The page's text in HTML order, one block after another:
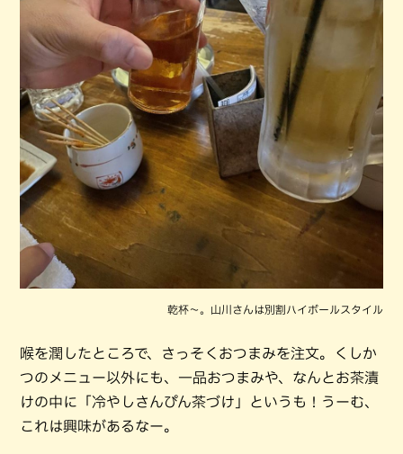
乾杯〜。山川さんは別割ハイボールスタイル
喉を潤したところで、さっそくおつまみを注文。くしか
つのメニュー以外にも、一品おつまみや、なんとお茶漬
けの中に「冷やしさんぴん茶づけ」というも！うーむ、
これは興味があるなー。